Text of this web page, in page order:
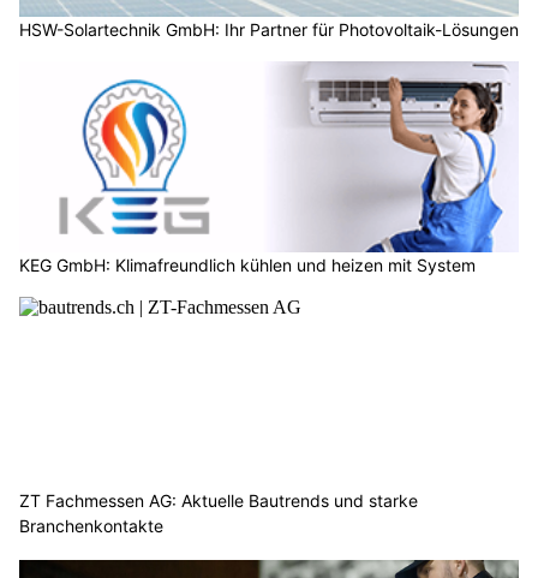
HSW-Solartechnik GmbH: Ihr Partner für Photovoltaik-Lösungen
KEG GmbH: Klimafreundlich kühlen und heizen mit System
ZT Fachmessen AG: Aktuelle Bautrends und starke
Branchenkontakte